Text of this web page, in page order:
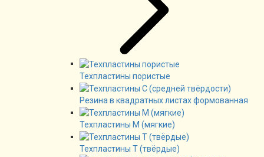
Техпластины пористые
Резина в квадратных листах формованная
Техпластины М (мягкие)
Техпластины Т (твёрдые)